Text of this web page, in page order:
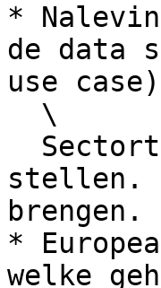
*
de data
use
stellen.
brengen.
*
welke